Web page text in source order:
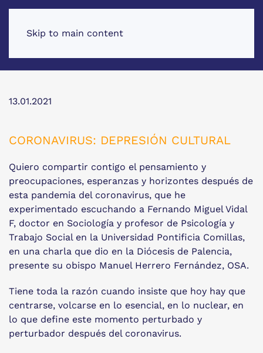
Skip to main content
13.01.2021
CORONAVIRUS: DEPRESIÓN CULTURAL
Quiero compartir contigo el pensamiento y
preocupaciones, esperanzas y horizontes después de
esta pandemia del coronavirus, que he
experimentado escuchando a Fernando Miguel Vidal
F, doctor en Sociología y profesor de Psicología y
Trabajo Social en la Universidad Pontificia Comillas,
en una charla que dio en la Diócesis de Palencia,
presente su obispo Manuel Herrero Fernández, OSA.
Tiene toda la razón cuando insiste que hoy hay que
centrarse, volcarse en lo esencial, en lo nuclear, en
lo que define este momento perturbado y
perturbador después del coronavirus.